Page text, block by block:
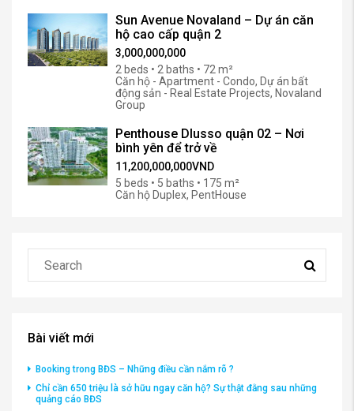
Sun Avenue Novaland – Dự án căn
hộ cao cấp quận 2
3,000,000,000
2 beds • 2 baths • 72 m²
Căn hộ - Apartment - Condo, Dự án bất
động sản - Real Estate Projects, Novaland
Group
Penthouse Dlusso quận 02 – Nơi
bình yên để trở về
11,200,000,000VND
5 beds • 5 baths • 175 m²
Căn hộ Duplex, PentHouse
Bài viết mới
Booking trong BĐS – Những điều cần nắm rõ ?
Chỉ cần 650 triệu là sở hữu ngay căn hộ? Sự thật đằng sau những
quảng cáo BĐS